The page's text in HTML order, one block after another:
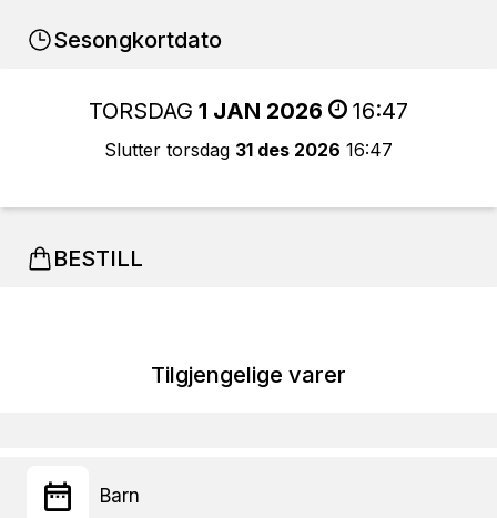
Sesongkortdato
TORSDAG 1 JAN 2026 16:47
Slutter torsdag 31 des 2026 16:47
BESTILL
Tilgjengelige varer
Barn